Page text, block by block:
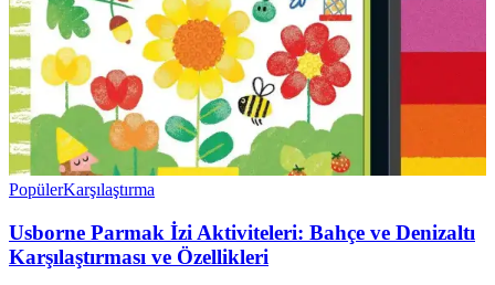
PopülerKarşılaştırma
Usborne Parmak İzi Aktiviteleri: Bahçe ve Denizaltı
Karşılaştırması ve Özellikleri